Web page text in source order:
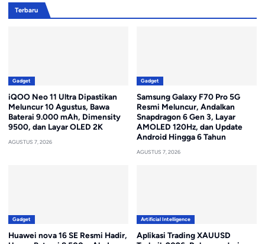
Terbaru
Gadget
iQOO Neo 11 Ultra Dipastikan
Meluncur 10 Agustus, Bawa
Baterai 9.000 mAh, Dimensity
9500, dan Layar OLED 2K
AGUSTUS 7, 2026
Gadget
Samsung Galaxy F70 Pro 5G
Resmi Meluncur, Andalkan
Snapdragon 6 Gen 3, Layar
AMOLED 120Hz, dan Update
Android Hingga 6 Tahun
AGUSTUS 7, 2026
Gadget
Huawei nova 16 SE Resmi Hadir,
Artificial Intelligence
Aplikasi Trading XAUUSD